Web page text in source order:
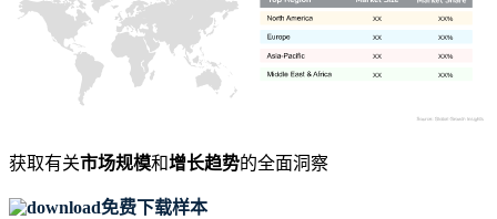
XX%
XX
XX%
XX
XX%
XX
XX%
XX
获取有关市场规模和增长趋势的全面洞察
免费下载样本